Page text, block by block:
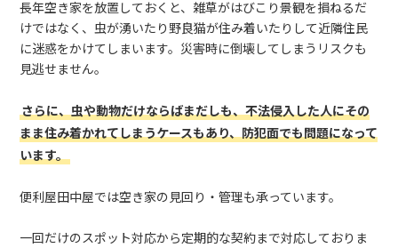
長年空き家を放置しておくと、雑草がはびこり景観を損ねるだ
けではなく、虫が湧いたり野良猫が住み着いたりして近隣住民
に迷惑をかけてしまいます。災害時に倒壊してしまうリスクも
見逃せません。
さらに、虫や動物だけならばまだしも、不法侵入した人にその
まま住み着かれてしまうケースもあり、防犯面でも問題になって
います。
便利屋田中屋では空き家の見回り・管理も承っています。
一回だけのスポット対応から定期的な契約まで対応しておりま